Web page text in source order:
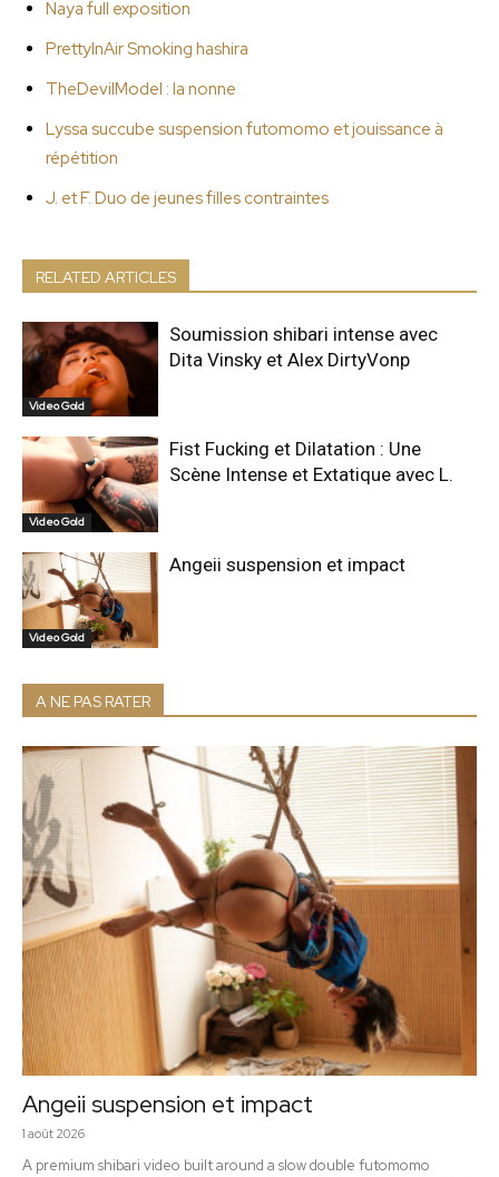
Naya full exposition
PrettyInAir Smoking hashira
TheDevilModel : la nonne
Lyssa succube suspension futomomo et jouissance à
répétition
J. et F. Duo de jeunes filles contraintes
RELATED ARTICLES
Video Gold
Soumission shibari intense avec
Dita Vinsky et Alex DirtyVonp
Video Gold
Fist Fucking et Dilatation : Une
Scène Intense et Extatique avec L.
Video Gold
Angeii suspension et impact
A NE PAS RATER
Angeii suspension et impact
1 août 2026
A premium shibari video built around a slow double futomomo